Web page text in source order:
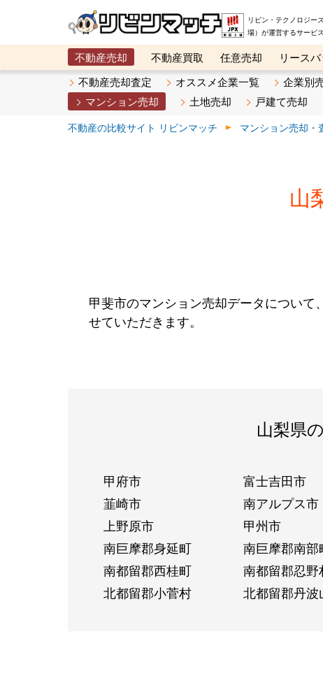
リビン・テクノロジー
場）が運営するサー
不動産売却 不動産買取 任意売却 リース
メタ住宅展示場
ベスト不動産カンパニー オン
不動産売却査定 オススメ企業一覧 企業別
マンション売却
土地売却 戸建て売却
不動産の比較サイト リビンマッチ マンション売却・
山
甲斐市のマンション売却データについ
せていただきます。
山梨県
甲府市 富士吉田市
韮崎市
南アルプス市
上野原市
甲州市
南巨摩郡身延町
南巨摩郡南部
南都留郡西桂町
南都留郡忍野
北都留郡小菅村
北都留郡丹波